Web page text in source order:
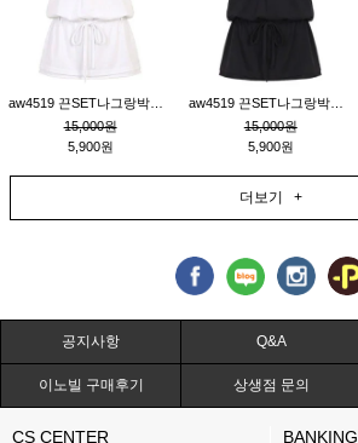
15,000원
5,900원
15,000원
5,900원
더보기 +
공지사항 Q&A
이노빌 구매후기 상생점 문의
CS CENTER BANKING